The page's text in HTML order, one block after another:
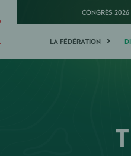
CONGRÈS 2026
LA FÉDÉRATION